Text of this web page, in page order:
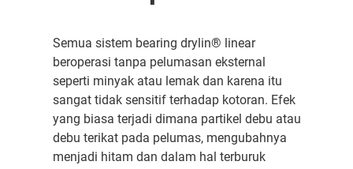
Semua sistem bearing drylin® linear
beroperasi tanpa pelumasan eksternal
seperti minyak atau lemak dan karena itu
sangat tidak sensitif terhadap kotoran. Efek
yang biasa terjadi dimana partikel debu atau
debu terikat pada pelumas, mengubahnya
menjadi hitam dan dalam hal terburuk